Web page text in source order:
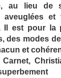
au lieu de
aveuglées et
Il est pour la
des modes
et